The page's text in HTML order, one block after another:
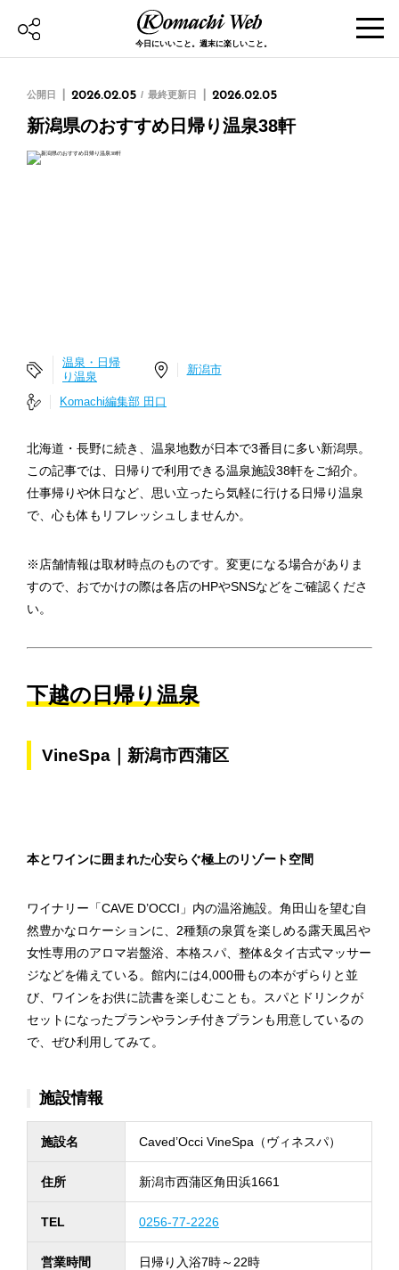
今日にいいこと。週末に楽しいこと。
公開日 2026.02.05 最終更新日 2026.02.05
新潟県のおすすめ日帰り温泉38軒
温泉・日帰
り温泉
新潟市
Komachi編集部 田口
北海道・長野に続き、温泉地数が日本で3番目に多い新潟県。
この記事では、日帰りで利用できる温泉施設38軒をご紹介。
仕事帰りや休日など、思い立ったら気軽に行ける日帰り温泉
で、心も体もリフレッシュしませんか。
※店舗情報は取材時点のものです。変更になる場合がありま
すので、おでかけの際は各店のHPやSNSなどをご確認くださ
い。
下越の日帰り温泉
VineSpa｜新潟市西蒲区
本とワインに囲まれた心安らぐ極上のリゾート空間
ワイナリー「CAVE D’OCCI」内の温浴施設。角田山を望む自
然豊かなロケーションに、2種類の泉質を楽しめる露天風呂や
女性専用のアロマ岩盤浴、本格スパ、整体&タイ古式マッサー
ジなどを備えている。館内には4,000冊もの本がずらりと並
び、ワインをお供に読書を楽しむことも。スパとドリンクが
セットになったプランやランチ付きプランも用意しているの
で、ぜひ利用してみて。
施設情報
施設名 Caved’Occi VineSpa（ヴィネスパ）
住所 新潟市西蒲区角田浜1661
TEL 0256-77-2226
営業時間
日帰り入浴7時～22時